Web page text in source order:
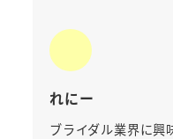
れにー
ブライダル業界に興